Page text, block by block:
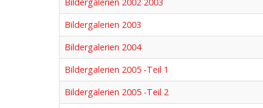
Bildergalerien 2003
Bildergalerien 2004
Bildergalerien 2005 -Teil 1
Bildergalerien 2005 -Teil 2